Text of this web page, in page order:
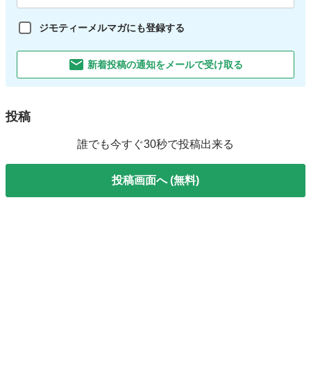
ジモティーメルマガにも登録する
新着投稿の通知をメールで受け取る
投稿
誰でも今すぐ30秒で投稿出来る
投稿画面へ (無料)